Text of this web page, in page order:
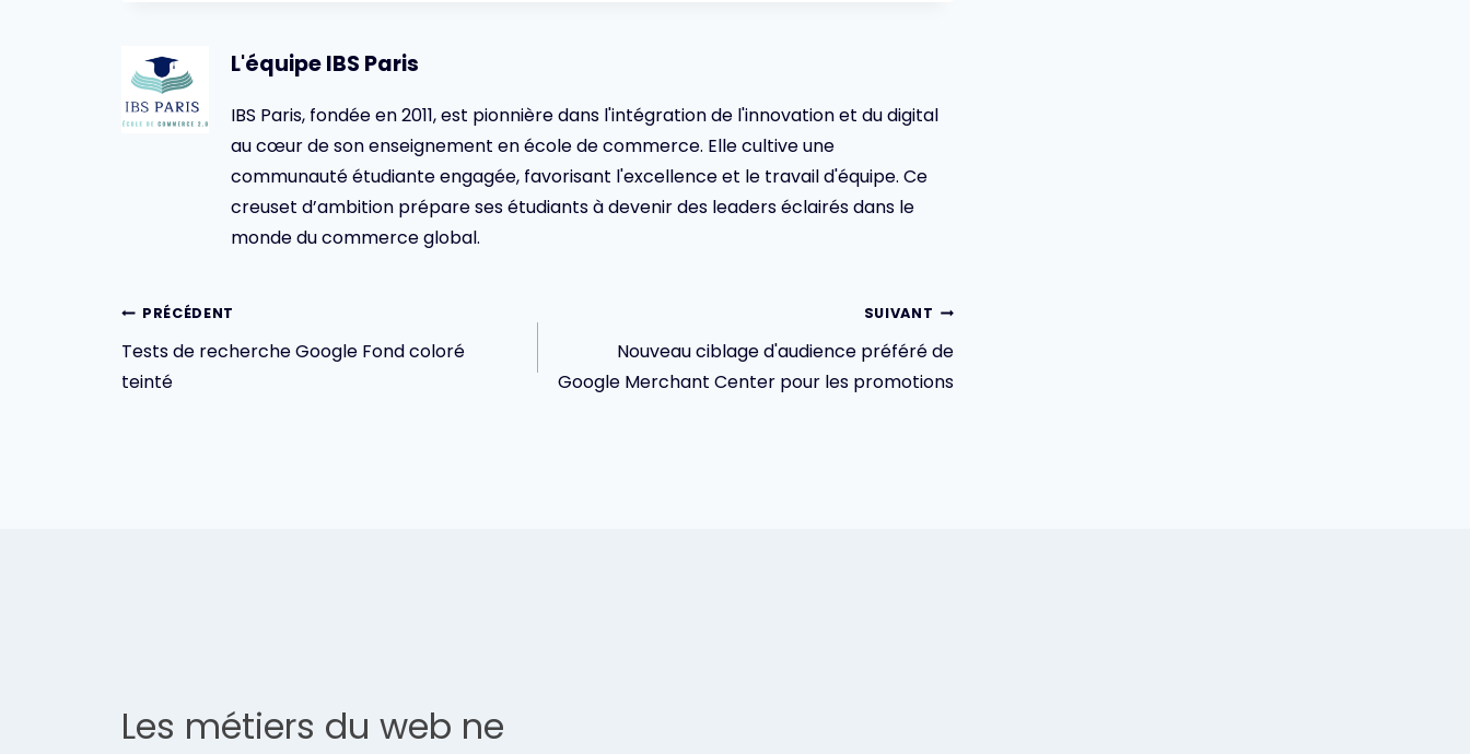
L'équipe IBS Paris
IBS Paris, fondée en 2011, est pionnière dans l'intégration de l'innovation et du digital
au cœur de son enseignement en école de commerce. Elle cultive une
communauté étudiante engagée, favorisant l'excellence et le travail d'équipe. Ce
creuset d’ambition prépare ses étudiants à devenir des leaders éclairés dans le
monde du commerce global.
Navigation
de
PRÉCÉDENT
Tests de recherche Google Fond coloré
teinté
SUIVANT
Nouveau ciblage d'audience préféré de
Google Merchant Center pour les promotions
Les métiers du web ne